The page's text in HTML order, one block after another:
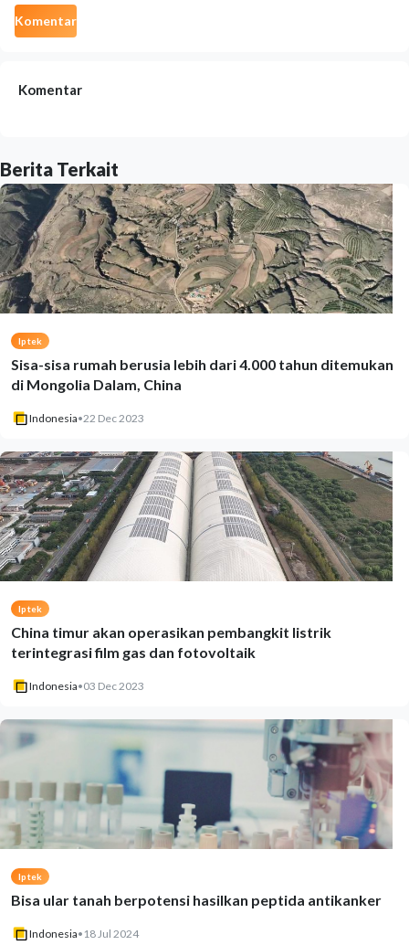
Komentar
Komentar
Berita Terkait
Iptek
Sisa-sisa rumah berusia lebih dari 4.000 tahun ditemukan
di Mongolia Dalam, China
Indonesia•22 Dec 2023
Iptek
China timur akan operasikan pembangkit listrik
terintegrasi film gas dan fotovoltaik
Indonesia•03 Dec 2023
Iptek
Bisa ular tanah berpotensi hasilkan peptida antikanker
Indonesia• 18 Jul 2024